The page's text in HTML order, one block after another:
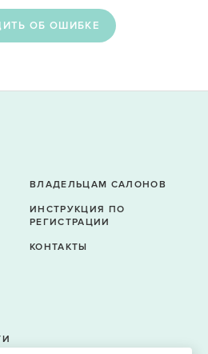
ОБ ОШИБКЕ
ВЛАДЕЛЬЦАМ САЛОНОВ
ИНСТРУКЦИЯ ПО
РЕГИСТРАЦИИ
КОНТАКТЫ